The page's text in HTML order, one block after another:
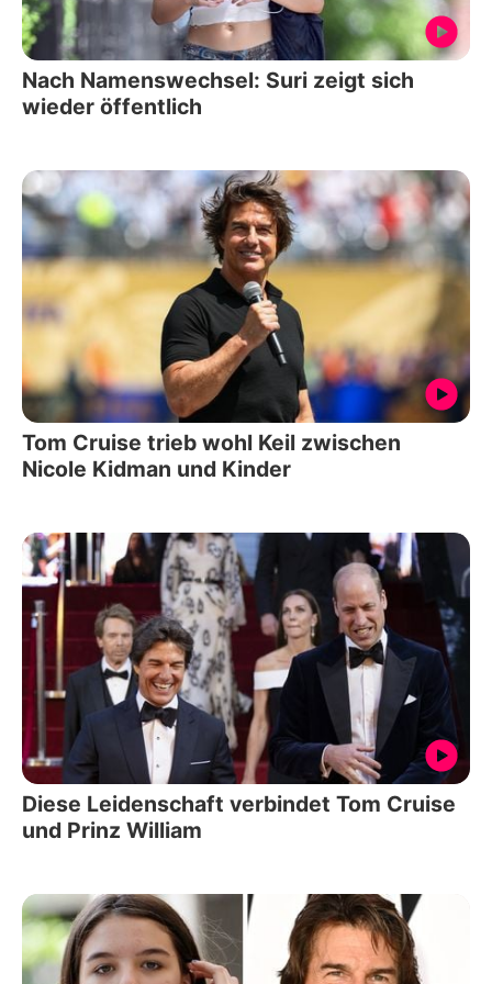
Nach Namenswechsel: Suri zeigt sich
wieder öffentlich
Tom Cruise trieb wohl Keil zwischen
Nicole Kidman und Kinder
Diese Leidenschaft verbindet Tom Cruise
und Prinz William